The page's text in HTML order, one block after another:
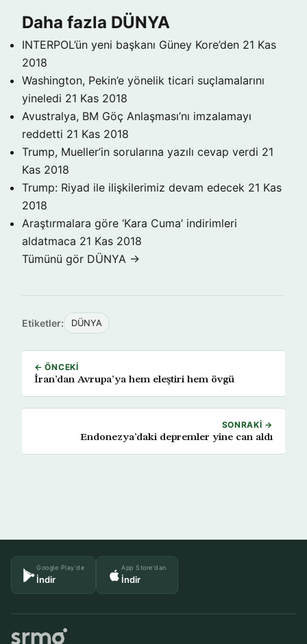
Daha fazla DÜNYA
INTERPOL’ün yeni başkanı Güney Kore’den 21 Kas
2018
Washington, Pekin’e yönelik ticari suçlamalarını
yineledi 21 Kas 2018
Avustralya, BM Göç Anlaşması’nı imzalamayı
reddetti 21 Kas 2018
Trump, Mueller’in sorularına yazılı cevap verdi 21
Kas 2018
Trump: Riyad ile ilişkilerimiz devam edecek 21 Kas
2018
Araştırmalara göre ‘Kara Cuma’ indirimleri
aldatmaca 21 Kas 2018
Tümünü gör DÜNYA →
Etiketler: DÜNYA
← ÖNCEKI
İran’dan Avrupa’ya hem eleştiri hem övgü
SONRAKI →
Endonezya’daki depremler yine can aldı
Google Play'de
İndir
App Store'dan
İndir